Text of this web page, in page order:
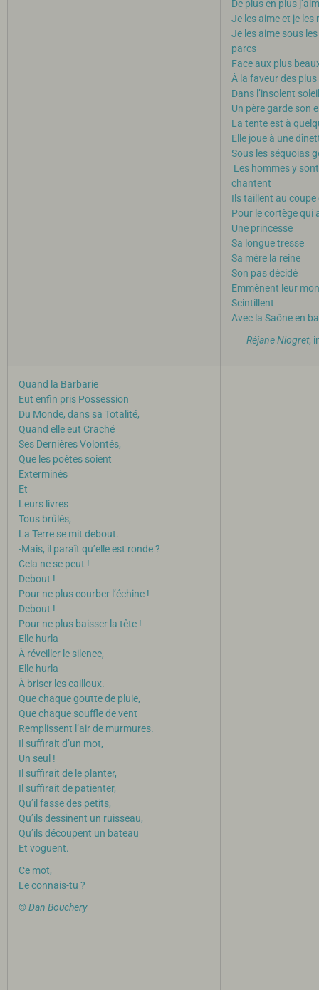
De plus en plus
Je les aime et je les
Je les aime sous
parcs
Face aux plus
À la faveur des
Dans l’insolent
Un père garde son
La tente est à
Elle joue à une
Sous les séquoias
Les hommes y
chantent
Ils taillent au
Pour le cortège qui
Une princesse
Sa longue tresse
Sa mère la reine
Son pas décidé
Emmènent leur
Scintillent
Avec la Saône en
Réjane Niogret,
Quand la Barbarie
Eut enfin pris Possession
Du Monde, dans sa Totalité,
Quand elle eut Craché
Ses Dernières Volontés,
Que les poètes soient
Exterminés
Et
Leurs livres
Tous brûlés,
La Terre se mit debout.
-Mais, il paraît qu’elle est ronde ?
Cela ne se peut !
Debout !
Pour ne plus courber l’échine !
Debout !
Pour ne plus baisser la tête !
Elle hurla
À réveiller le silence,
Elle hurla
À briser les cailloux.
Que chaque goutte de pluie,
Que chaque souffle de vent
Remplissent l’air de murmures.
Il suffirait d’un mot,
Un seul !
Il suffirait de le planter,
Il suffirait de patienter,
Qu’il fasse des petits,
Qu’ils dessinent un ruisseau,
Qu’ils découpent un bateau
Et voguent.
Ce mot,
Le connais-tu ?
©Dan Bouchery